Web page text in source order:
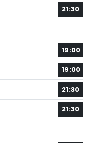
21:30
19:00
19:00
21:30
21:30